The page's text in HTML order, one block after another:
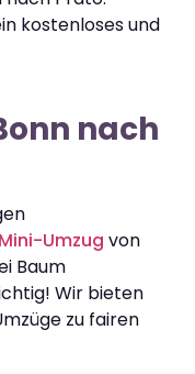
kostenloses und
nach
Mini-Umzug von
Baum
Wir bieten
zu fairen